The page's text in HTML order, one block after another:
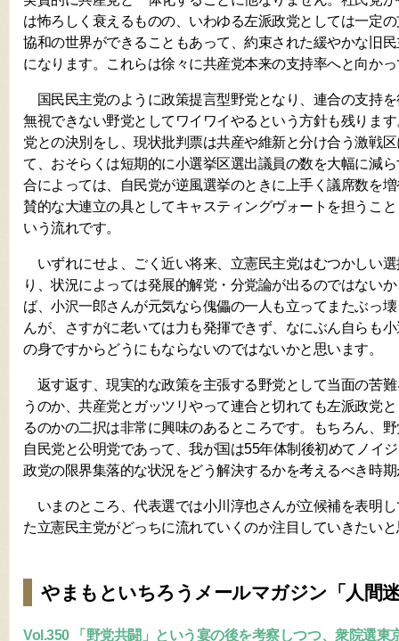
は怖ろしく衰えるものの、いわゆる左派政党としては一定
協和の世界ができることもあって、約束された緩やかな旧
になります。これらは徐々に共産党本来の支持率へと向か
国民民主党のように政策提言型野党となり、連合の支持
無視できない野党としてワイワイやるという方針も残りま
党との決別をし、現状批判票は共産や維新と分け合う激戦
て、おそらくは短期的に小選挙区選出議員の数を大幅に減
合によっては、自民党が逆風選挙のときに上手く議席数を
賛的な大連立の具としてキャスティングヴォートを担うこ
いう流れです。
いずれにせよ、ごく近い将来、立憲民主党はむつかしい
り、状況によっては発展的解党・分党論が出るのではない
ば、小沢一郎さんが元気なら傀儡の一人も立ってまたぶっ
んが、さすがに老いては力も発揮できず、なにぶん自らも
の身ですからどうにもならないのではないかと思います。
返す返す、現実的な政策を主張する野党として当面の苦
うのか、共産党とガッツリやって連合と切れても左派政党
るのかの二択は非常に興味のあるところです。もちろん、
自民党と公明党であって、我が国は55年体制後初めてノイ
政党の限界集落的な状況をどう解決するかを考えるべき時
いまのところ、代表選では小川淳也さんが立候補を表明
た立憲民主党がどっちに流れていくのか注目していきたい
やまもといちろうメールマガジン「人間
Vol.350 「野党共闘」という宴の後を考察しつつ、衆院選東